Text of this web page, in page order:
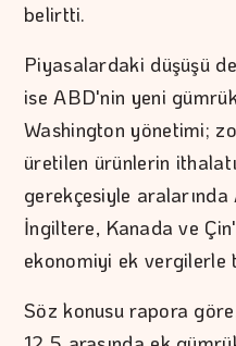
belirtti.
Piyasalardaki düşüşü
ise ABD'nin yeni
Washington yönetimi;
üretilen ürünlerin
gerekçesiyle
İngiltere, Kanada ve
ekonomiyi ek vergilerle
Söz konusu rapora